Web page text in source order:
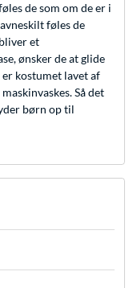
de som om de er i
føles de
et
ønsker de at glide
kostumet lavet af
Så det
børn op til